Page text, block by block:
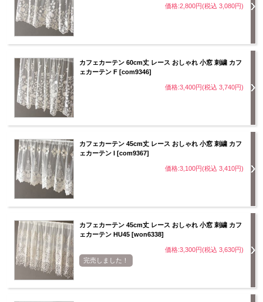
価格:2,800円(税込 3,080円)
カフェカーテン 60cm丈 レース おしゃれ 小窓 刺繍 カフ
ェカーテン F [com9346]
価格:3,400円(税込 3,740円)
カフェカーテン 45cm丈 レース おしゃれ 小窓 刺繍 カフ
ェカーテン I [com9367]
価格:3,100円(税込 3,410円)
カフェカーテン 45cm丈 レース おしゃれ 小窓 刺繍 カフ
ェカーテン HU45 [won6338]
価格:3,300円(税込 3,630円)
完売しました！